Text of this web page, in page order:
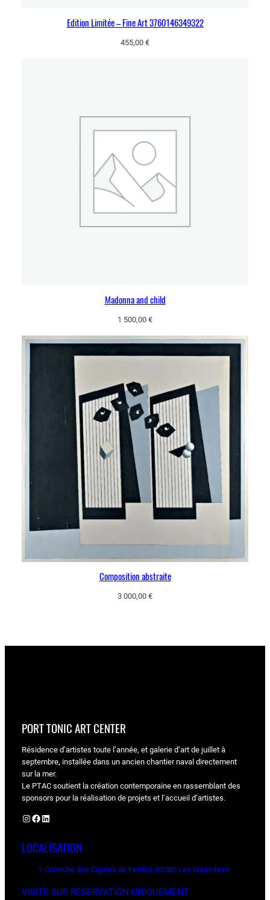
Edition Limitée – Fine Art 3760146349322
455,00 €
Madonna and child
1 500,00 €
Composition abstraite
3 000,00 €
PORT TONIC ART CENTER
Résidence d’artistes toute l’année, et galerie d’art de juillet à
septembre, installée dans un ancien chantier naval directement
sur la mer.
Le PTAC soutient la création contemporaine en rassemblant des
sponsors pour la réalisation de projets et l’accueil d’artistes.
Instagram Facebook LinkedIn
LOCALISATION
1 Corniche des Cigales de Ferréol, 83380 Les Issambres
VISITE SUR RESERVATION UNIQUEMENT